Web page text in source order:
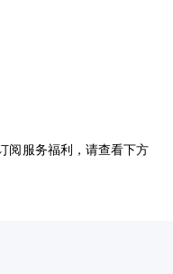
阅服务福利，请查看下方